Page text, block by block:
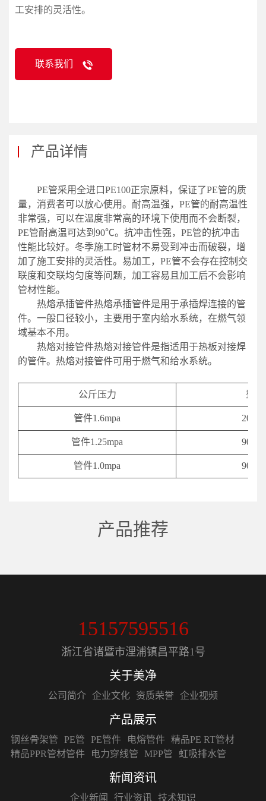
工安排的灵活性。
联系我们
产品详情
PE管采用全进口PE100正宗原料，保证了PE管的质
量，消费者可以放心使用。耐高温强，PE管的耐高温性
非常强，可以在温度非常高的环境下使用而不会断裂，
PE管耐高温可达到90℃。抗冲击性强，PE管的抗冲击
性能比较好。冬季施工时管材不易受到冲击而破裂，增
加了施工安排的灵活性。易加工，PE管不会存在控制交
联度和交联均匀度等问题，加工容易且加工后不会影响
管材性能。
热熔承插管件热熔承插管件是用于承插焊连接的管
件。一般口径较小，主要用于室内给水系统，在燃气领
域基本不用。
热熔对接管件热熔对接管件是指适用于热板对接焊
的管件。热熔对接管件可用于燃气和给水系统。
公斤压力 型号
管件1.6mpa 20-
管件1.25mpa 90-
管件1.0mpa 90-
产品推荐
15157595516
浙江省诸暨市浬浦镇昌平路1号
关于美净
公司简介 企业文化 资质荣誉 企业视频
产品展示
钢丝骨架管 PE管 PE管件 电熔管件 精品PE RT管材
精品PPR管材管件
电力穿线管 MPP管 虹吸排水管
新闻资讯
企业新闻 行业资讯 技术知识